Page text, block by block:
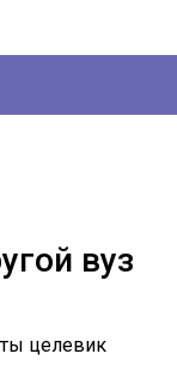
вуз